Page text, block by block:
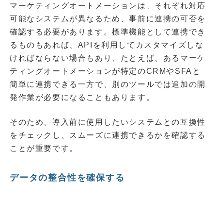
マーケティングオートメーションは、それぞれ対応
可能なシステムが異なるため、事前に連携の可否を
確認する必要があります。標準機能として連携でき
るものもあれば、APIを利用してカスタマイズしな
ければならない場合もあり、たとえば、あるマーケ
ティングオートメーションが特定のCRMやSFAと
簡単に連携できる一方で、別のツールでは追加の開
発作業が必要になることもあります。
そのため、導入前に使用したいシステムとの互換性
をチェックし、スムーズに連携できるかを確認する
ことが重要です。
データの整合性を確保する